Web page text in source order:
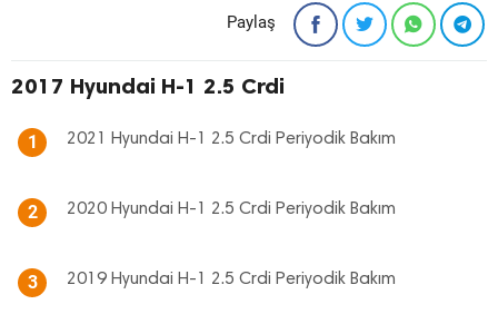
Paylaş
2017 Hyundai H-1 2.5 Crdi
1 2021 Hyundai H-1 2.5 Crdi Periyodik Bakım
2 2020 Hyundai H-1 2.5 Crdi Periyodik Bakım
3 2019 Hyundai H-1 2.5 Crdi Periyodik Bakım